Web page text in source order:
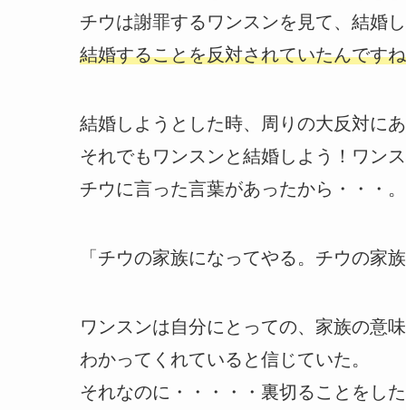
チウは謝罪するワンスンを見て、結婚
結婚することを反対されていたんですね
結婚しようとした時、周りの大反対に
それでもワンスンと結婚しよう！ワン
チウに言った言葉があったから・・・。
「チウの家族になってやる。チウの家
ワンスンは自分にとっての、家族の意
わかってくれていると信じていた。
それなのに・・・・・裏切ることをし